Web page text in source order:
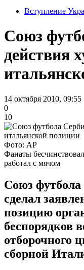
Вступление
Союз
действия
14 октября 2010, 09:55
0
10
Фото: AP
Фанаты
работал с мячом
Союз футбола
сделал
позицию
беспорядков
отборочного
сборной